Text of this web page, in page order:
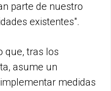
parte de nuestro
existentes".
que, tras los
asume un
medidas